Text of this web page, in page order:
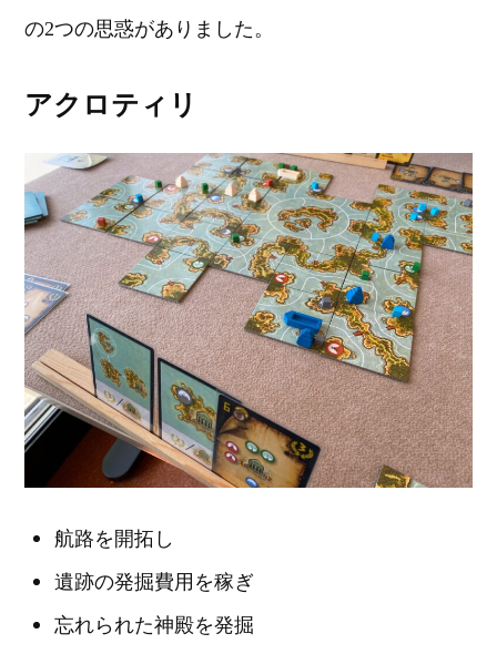
の2つの思惑がありました。
アクロティリ
航路を開拓し
遺跡の発掘費用を稼ぎ
忘れられた神殿を発掘